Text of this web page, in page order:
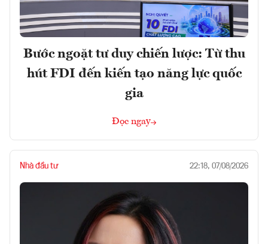
Bước ngoặt tư duy chiến lược: Từ thu
hút FDI đến kiến tạo năng lực quốc
gia
Đọc ngay
Nhà đầu tư 22:18, 07/08/2026